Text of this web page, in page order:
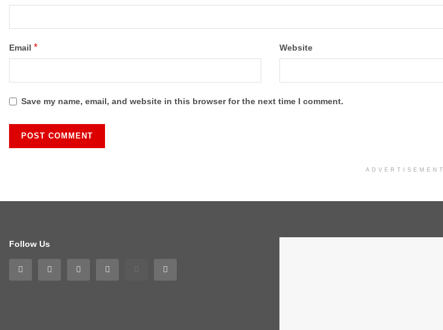
Email * Website
Save my name, email, and website in this browser for the next time I comment.
ADVERTISEMENT
Follow Us